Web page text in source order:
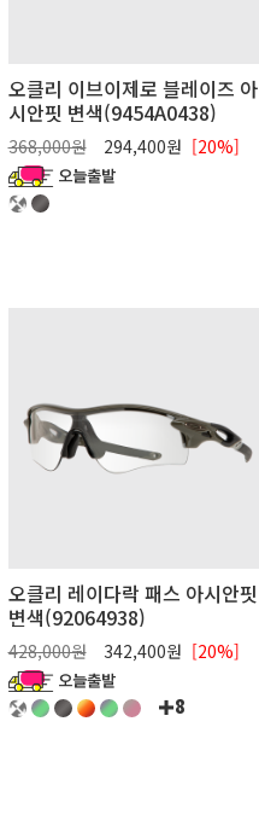
오클리 이브이제로 블레이즈 아
시안핏 변색(9454A0438)
368,000원 294,400원 [20%]
오클리 레이다락 패스 아시안핏
변색(92064938)
428,000원 342,400원 [20%]
8